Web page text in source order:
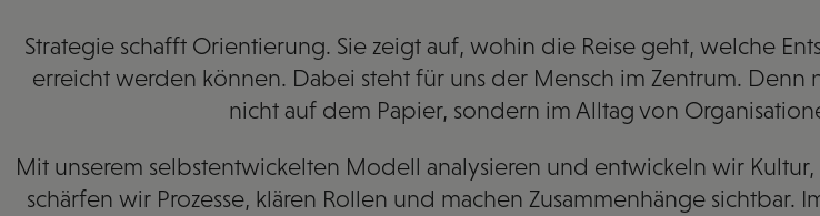
Strategie schafft Orientierung. Sie zeigt auf, wohin die Reise geht, welche
erreicht werden können. Dabei steht für uns der Mensch im Zentrum. Denn
nicht auf dem Papier, sondern im Alltag von
Mit unserem selbstentwickelten Modell analysieren und entwickeln wir Kultur,
schärfen wir Prozesse, klären Rollen und machen Zusammenhänge sichtbar.